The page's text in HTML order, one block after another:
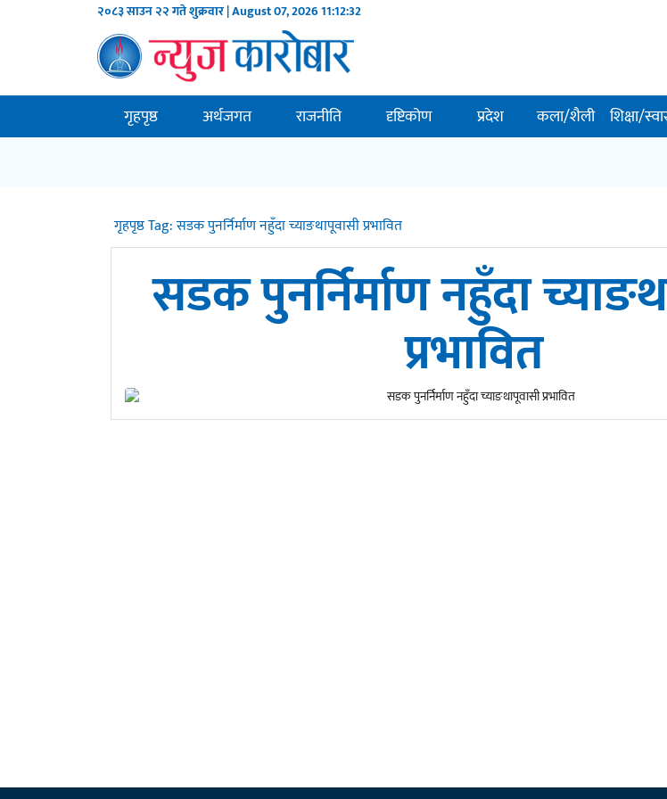
२०८३ साउन २२ गते शुक्रवार | August 07, 202611:12:32
गृहपृष्ठ अर्थजगत राजनीति दृष्टिकोण प्रदेश कला/शैली शिक्षा/
गृहपृष्ठTag:सडक पुनर्निर्माण नहुँदा च्याङथापूवासी प्रभावित
सडक पुनर्निर्माण नहुँदा
प्रभावित